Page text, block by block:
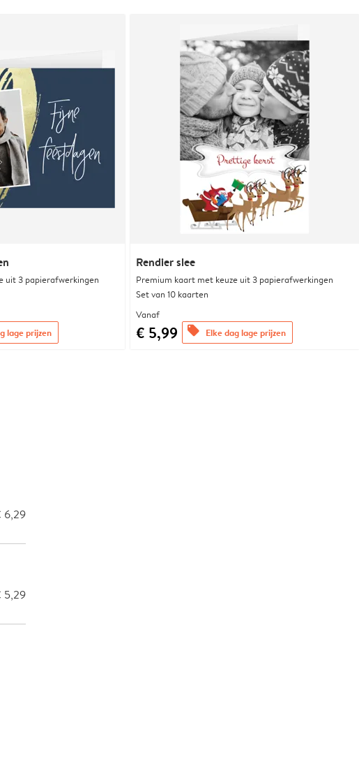
uit 3 papierafwerkingen
lage prijzen
Rendier slee
Premium kaart met keuze uit 3 papierafwerkingen
Set van 10 kaarten
Vanaf
€ 5,99 offers Elke dag lage prijzen
6,29
5,29